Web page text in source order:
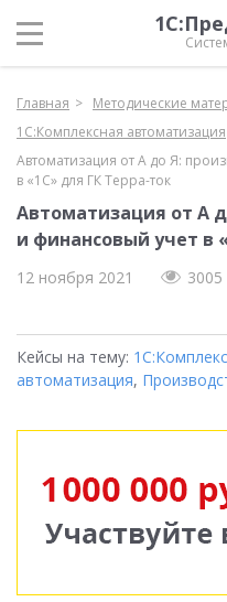
Главная
Методические
1С:Комплексная автоматизация
Автоматизация от А до Я:
в «1С» для ГК Терра-ток
Автоматизация от А
и финансовый учет в
12 ноября 2021 3005
Кейсы на тему:
автоматизация,